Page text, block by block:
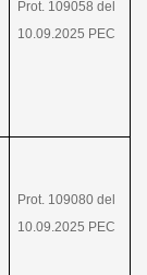
Prot. 109058 del
10.09.2025 PEC
Prot. 109080 del
10.09.2025 PEC